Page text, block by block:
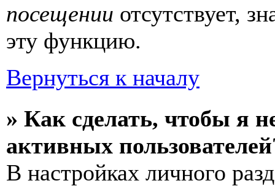
посещении отсутствует,
эту функцию.
Вернуться к началу
» Как сделать, чтобы я
активных
В настройках личного